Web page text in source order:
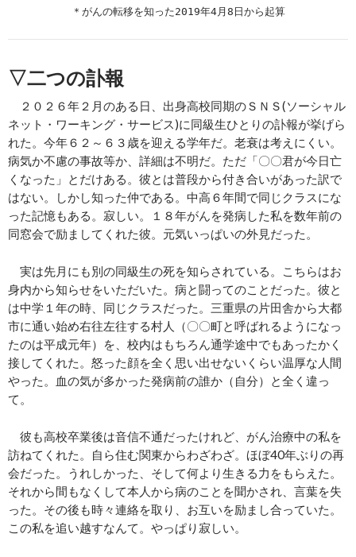
＊がんの転移を知った2019年4月8日から起算
▽二つの訃報
２０２６年２月のある日、出身高校同期のＳＮＳ(ソーシャル
ネット・ワーキング・サービス)に同級生ひとりの訃報が挙げら
れた。今年６２～６３歳を迎える学年だ。老衰は考えにくい。
病気か不慮の事故等か、詳細は不明だ。ただ「〇〇君が今日亡
くなった」とだけある。彼とは普段から付き合いがあった訳で
はない。しかし知った仲である。中高６年間で同じクラスにな
った記憶もある。寂しい。１８年がんを発病した私を数年前の
同窓会で励ましてくれた彼。元気いっぱいの外見だった。
実は先月にも別の同級生の死を知らされている。こちらはお
身内から知らせをいただいた。病と闘ってのことだった。彼と
は中学１年の時、同じクラスだった。三重県の片田舎から大都
市に通い始め右往左往する村人（〇〇町と呼ばれるようになっ
たのは平成元年）を、校内はもちろん通学途中でもあったかく
接してくれた。怒った顔を全く思い出せないくらい温厚な人間
やった。血の気が多かった発病前の誰か（自分）と全く違っ
て。
彼も高校卒業後は音信不通だったけれど、がん治療中の私を
訪ねてくれた。自ら住む関東からわざわざ。ほぼ40年ぶりの再
会だった。うれしかった、そして何より生きる力をもらえた。
それから間もなくして本人から病のことを聞かされ、言葉を失
った。その後も時々連絡を取り、お互いを励まし合っていた。
この私を追い越すなんて。やっぱり寂しい。